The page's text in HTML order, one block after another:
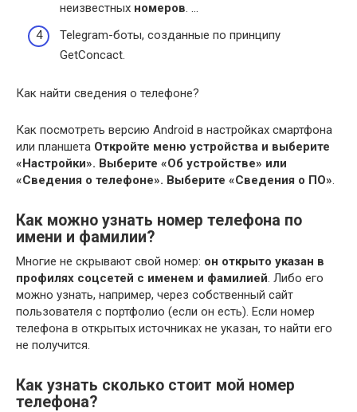
неизвестных номеров. …
Telegram-боты, созданные по принципу
GetConcact.
Как найти сведения о телефоне?
Как посмотреть версию Android в настройках смартфона
или планшета Откройте меню устройства и выберите
«Настройки». Выберите «Об устройстве» или
«Сведения о телефоне». Выберите «Сведения о ПО».
Как можно узнать номер телефона по
имени и фамилии?
Многие не скрывают свой номер: он открыто указан в
профилях соцсетей с именем и фамилией. Либо его
можно узнать, например, через собственный сайт
пользователя с портфолио (если он есть). Если номер
телефона в открытых источниках не указан, то найти его
не получится.
Как узнать сколько стоит мой номер
телефона?